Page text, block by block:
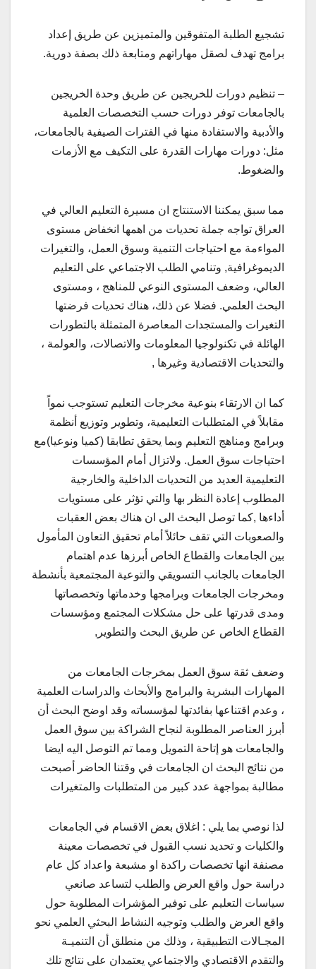
تشجيع الطلبة المتفوقين والمتميزين عن طريق إعداد
برامج تهدف لصقل مهاراتهم ومتابعة ذلك بصفة دورية.
– تنظيم دورات للخريجين عن طريق وحدة الخريجين
بالجامعات توفر دورات حسب التخصصات العلمية
والأدبية والاستفادة منها في الفترات الصيفية بالجامعات،
مثل: دورات مهارات القدرة على التكيف مع الأزمات
والضغوط.
مما سبق يمكننا الاستنتاج ان مسيرة التعليم العالي في
العراق تواجه جملة تحديات من اهمها انخفاض مستوى
المواءمة مع احتياجات التنمية وسوق العمل، والتغيرات
الديموغرافية, وتنامي الطلب الاجتماعي على التعليم
العالي، وضعف المستوى النوعي للمناهج ، ومستوى
البحث العلمي. فضلا عن ذلك، هناك تحديات فرضتها
التغيرات والمستجدات المعاصرة المتمثلة بالتطورات
الهائلة في تكنولوجيا المعلومات والاتصالات، والعولمة ،
والتحديات الاقتصادية وغيرها ,
كما ان الارتقاء بنوعية مخرجات التعليم تستوجب نمواً
مقابلاً في المتطلبات التعليمية، وتطوير وتوزيع أنظمة
وبرامج ومناهج التعليم وبما يحقق تطابقا (كميا ونوعيا)مع
احتياجات سوق العمل. ولاتزال أمام المؤسسات
التعليمية العديد من التحديات الداخلية والخارجية
المطلوب إعادة النظر بها والتي تؤثر على مستويات
أداءها ,كما توصل البحث الى ان هناك بعض العقبات
والصعوبات التي تقف حائلاً أمام تحقيق التعاون المأمول
بين الجامعات والقطاع الخاص أبرزها عدم اهتمام
الجامعات بالجانب التسويقي والتوعية المجتمعية بأنشطة
ومخرجات الجامعات وبرامجها وخدماتها وتخصصاتها
ومدى قدرتها على حل مشكلات المجتمع ومؤسسات
القطاع الخاص عن طريق البحث والتطوير,
وضعف ثقة سوق العمل بمخرجات الجامعات من
المهارات البشرية والبرامج والأبحاث والدراسات العلمية
، وعدم اقتناعها بفائدتها لمؤسساته وقد اوضح البحث أن
أبرز العناصر المطلوبة لنجاح الشراكة بين سوق العمل
والجامعات هو إتاحة التمويل ومما تم التوصل اليه ايضا
من نتائج البحث ان الجامعات في وقتنا الحاضر أصبحت
مطالبة بمواجهة عدد كبير من المتطلبات والمتغيرات
لذا نوصي بما يلي : اغلاق بعض الاقسام في الجامعات
والكليات و تحديد نسب القبول في تخصصات معينة
مصنفة انها تخصصات راكدة او مشبعة واعداد كل عام
دراسة حول واقع العرض والطلب لتساعد صانعي
سياسات التعليم على توفير المؤشرات المطلوبة حول
واقع العرض والطلب وتوجيه النشاط البحثي العلمي نحو
المجـالات التطبيقية ، وذلك من منطلق أن التنميـة
والتقدم الاقتصادي والاجتماعي يعتمدان على نتائج تلك